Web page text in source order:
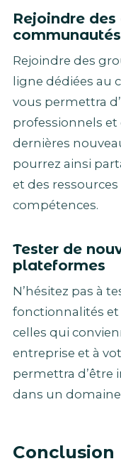
Rejoindre
Rejoindre des
ligne dédiées
vous permettra
professionnels
dernières
pourrez ainsi
et des
compétences.
Tester de
plateformes
N’hésitez pas à
fonctionnalités
celles qui
entreprise et à
permettra d’être
dans un
Conclusion